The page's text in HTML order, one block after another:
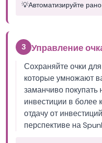
💡Автоматизируйте
3 Управление
Сохраняйте очки
которые умножают
заманчиво
инвестиции в более
отдачу от
перспективе на